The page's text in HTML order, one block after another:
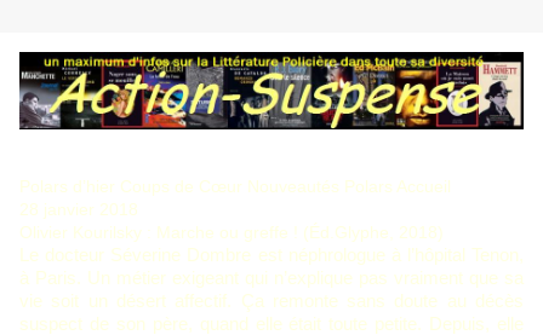
Polars d’hier Coups de Cœur Nouveautés Polars Accueil
28 janvier 2018
Olivier Kourilsky : Marche ou greffe ! (Éd.Glyphe, 2018)
Le docteur Séverine Dombre est néphrologue à l’hôpital Tenon,
à Paris. Un métier exigeant qui n’explique pas vraiment que sa
vie soit un désert affectif. Ça remonte sans doute au décès
suspect de son père, quand elle était toute petite. Depuis, elle